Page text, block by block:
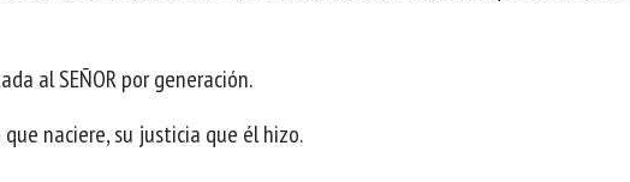
al SEÑOR por generación.
naciere, su justicia que él hizo.